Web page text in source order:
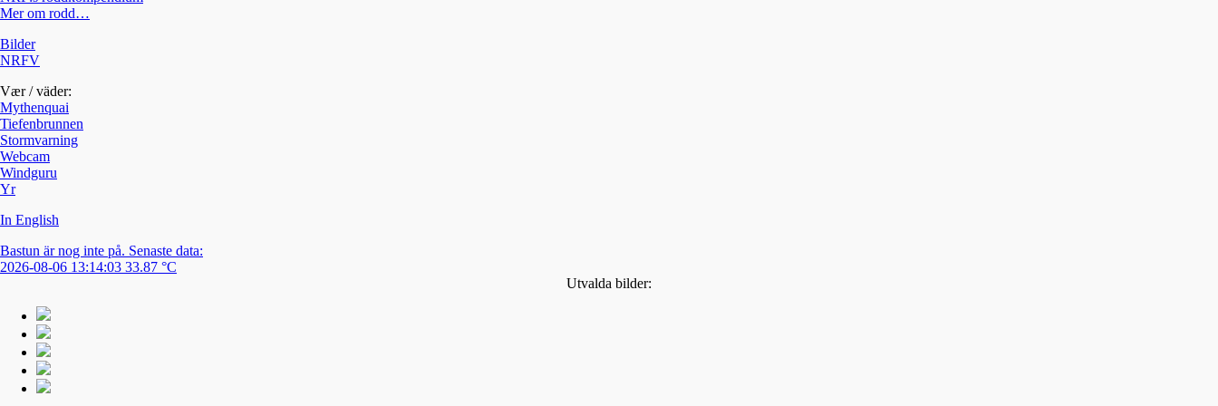
Mer om rodd…
Bilder
NRFV
Vær / väder:
Mythenquai
Tiefenbrunnen
Stormvarning
Webcam
Windguru
Yr
In English
Bastun är nog inte på. Senaste data:
2026-08-06 13:14:03 33.87 °C
Utvalda bilder: